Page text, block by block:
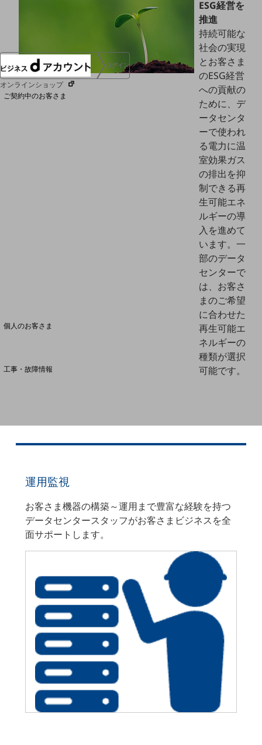
ログイン
オンラインショップ
ご契約中のお客さま
個人のお客さま
工事・故障情報
ESG経営を
推進
持続可能な
社会の実現
とお客さま
のESG経営
への貢献の
ために、デ
ータセンタ
ーで使われ
る電力に温
室効果ガス
の排出を抑
制できる再
生可能エネ
ルギーの導
入を進めて
います。一
部のデータ
センターで
は、お客さ
まのご希望
に合わせた
再生可能エ
ネルギーの
種類が選択
可能です。
運用監視
お客さま機器の構築～運用まで豊富な経験を持つ
データセンタースタッフがお客さまビジネスを全
面サポートします。